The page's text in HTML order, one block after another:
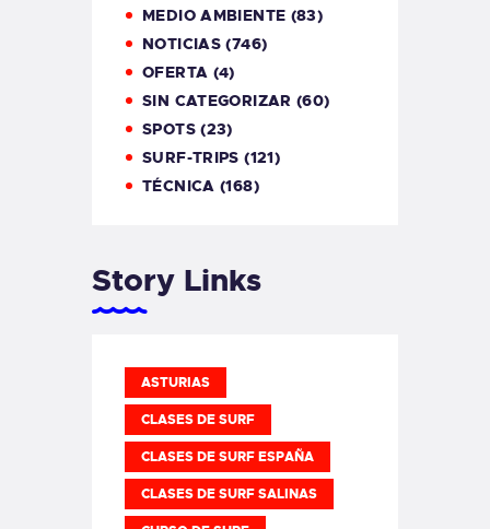
MEDIO AMBIENTE (83)
NOTICIAS (746)
OFERTA (4)
SIN CATEGORIZAR (60)
SPOTS(23)
SURF-TRIPS (121)
TÉCNICA (168)
Story Links
ASTURIAS
CLASES DE SURF
CLASES DE SURF ESPAÑA
CLASES DE SURF SALINAS